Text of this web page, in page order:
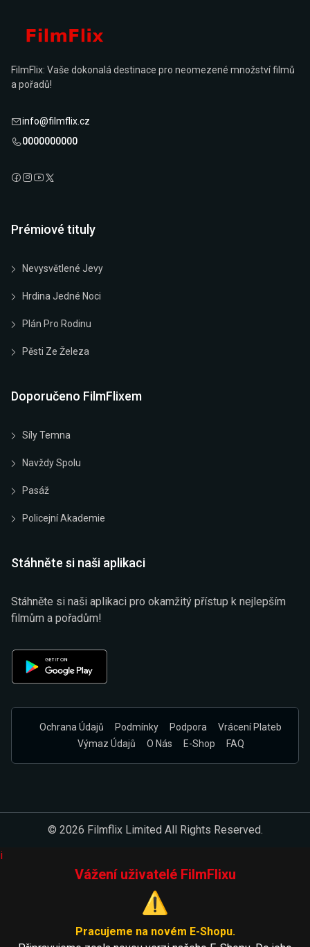
FilmFlix: Vaše dokonalá destinace pro neomezené množství filmů
a pořadů!
info@filmflix.cz
0000000000
Prémiové tituly
Nevysvětlené Jevy
Hrdina Jedné Noci
Plán Pro Rodinu
Pěsti Ze Železa
Doporučeno FilmFlixem
Síly Temna
Navždy Spolu
Pasáž
Policejní Akademie
Stáhněte si naši aplikaci
Stáhněte si naši aplikaci pro okamžitý přístup k nejlepším
filmům a pořadům!
Ochrana Údajů Podmínky Podpora
Vrácení Plateb
Výmaz Údajů
O Nás E-Shop FAQ
© 2026 Filmflix Limited All Rights Reserved.
i
Vážení uživatelé FilmFlixu
⚠️
Pracujeme na novém E-Shopu.